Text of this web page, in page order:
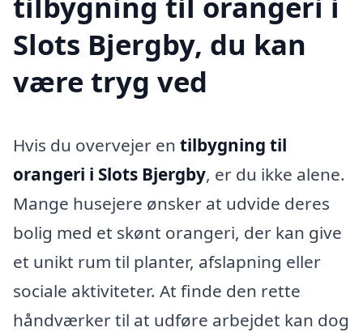
Slots Bjergby, du kan
være tryg ved
Hvis du overvejer en tilbygning til
orangeri i Slots Bjergby, er du ikke alene.
Mange husejere ønsker at udvide deres
bolig med et skønt orangeri, der kan give
et unikt rum til planter, afslapning eller
sociale aktiviteter. At finde den rette
håndværker til at udføre arbejdet kan dog